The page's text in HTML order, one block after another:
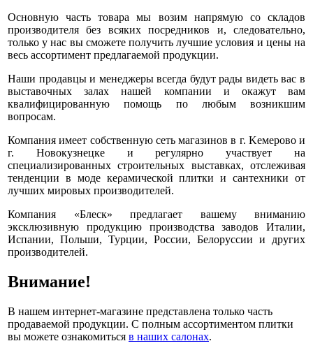
Основную часть товара мы возим напрямую со складов
производителя без всяких посредников и, следовательно,
только у нас вы сможете получить лучшие условия и цены на
весь ассортимент предлагаемой продукции.
Наши продавцы и менеджеры всегда будут рады видеть вас в
выставочных залах нашей компании и окажут вам
квалифицированную помощь по любым возникшим
вопросам.
Компания имеет собственную сеть магазинов в г. Κемерово и
г. Новокузнецке и регулярно участвует на
специализировaнных строительных выставках, отслеживая
тенденции в моде кeρaмической плитки и сантехники от
лучших мировых производителей.
Компания «Блеск» предлагает вашему вниманию
эксклюзивную продукцию производства заводов Италии,
Испании, Польши, Турции, России, Белоруссии и других
производителей.
Внимание!
В нашем интернет-магазине представлена только часть
продаваемой продукции. С полным ассортиментом плитки
вы можете ознакомиться в наших салонах.